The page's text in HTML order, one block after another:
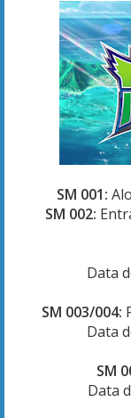
SM 001:
SM 002:
Data
SM 003/004:
Data
SM
Data